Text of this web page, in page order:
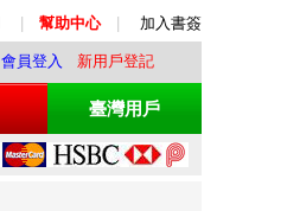
幫助中心 加入書簽
會員登入 新用戶登記
臺灣用戶